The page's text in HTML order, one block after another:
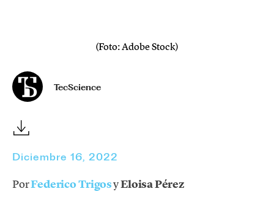
(Foto: Adobe Stock)
TecScience
Diciembre 16, 2022
PorFederico TrigosyEloisa Pérez